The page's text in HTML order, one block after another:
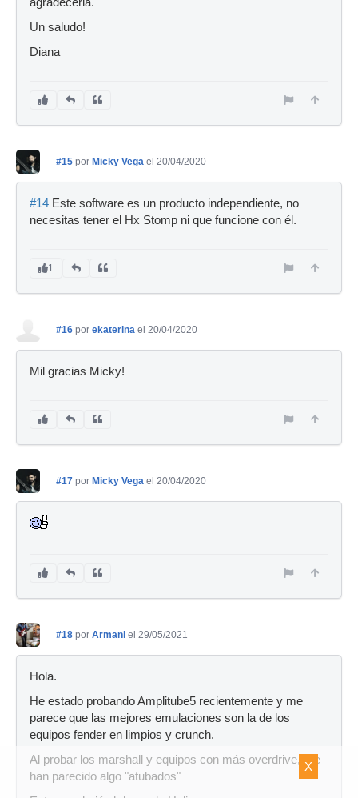
Un saludo!
Diana
#15 por Micky Vega el 20/04/2020
#14 Este software es un producto independiente, no
necesitas tener el Hx Stomp ni que funcione con él.
1
#16 por ekaterina el 20/04/2020
Mil gracias Micky!
#17 por Micky Vega el 20/04/2020
#18 por Armani el 29/05/2021
Hola.
He estado probando Amplitube5 recientemente y me
parece que las mejores emulaciones son la de los
equipos fender en limpios y crunch.
Al probar los marshall y equipos con más overdrive, me
han parecido algo "atubados"
X